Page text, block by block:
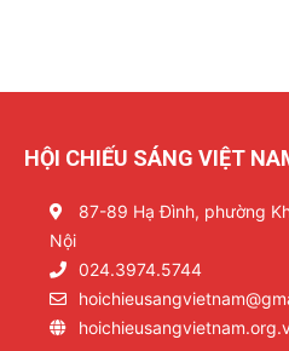
HỘI CHIẾU SÁNG VIỆT
87-89 Hạ Đình, phường
Nội
024.3974.5744